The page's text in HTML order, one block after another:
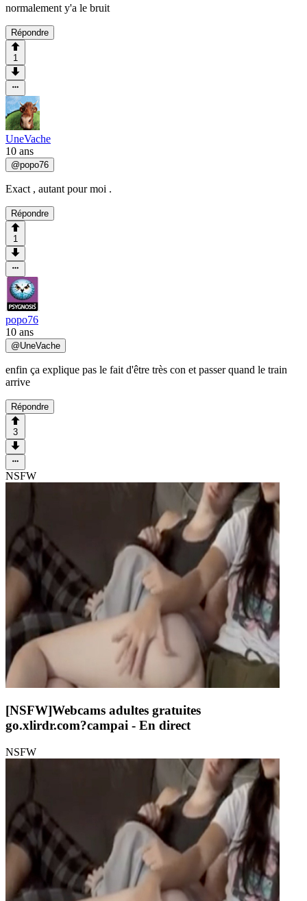
normalement y'a le bruit
Répondre
1
UneVache
10 ans
@popo76
Exact , autant pour moi .
Répondre
1
popo76
10 ans
@UneVache
enfin ça explique pas le fait d'être très con et passer quand le train
arrive
Répondre
3
NSFW
[NSFW]Webcams adultes gratuites
go.xlirdr.com?campai - En direct
NSFW